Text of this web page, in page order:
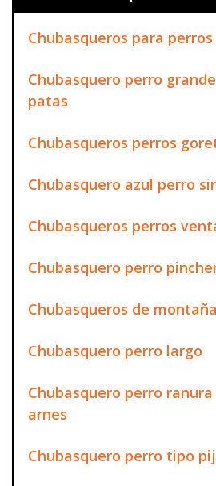
Chubasqueros para
Chubasquero perro
patas
Chubasqueros perros
Chubasquero azul perro
Chubasqueros perros
Chubasquero perro
Chubasqueros de
Chubasquero perro largo
Chubasquero perro
arnes
Chubasquero perro tipo